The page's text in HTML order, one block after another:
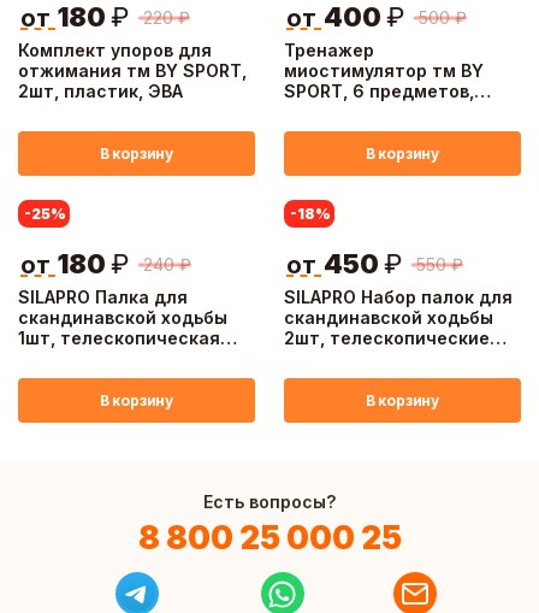
Комплект упоров для
отжимания тм BY SPORT,
2шт, пластик, ЭВА
220 ₽
от 180 ₽
В корзину
Тренажер
миостимулятор тм BY
SPORT, 6 предметов,
500 ₽
от 400 ₽
В корзину
SILAPRO Палка для
скандинавской ходьбы
1шт, телескопическая
-25%
240 ₽
от 180 ₽
В корзину
SILAPRO Набор палок для
скандинавской ходьбы
2шт, телескопические
пробка
-18%
550 ₽
от 450 ₽
В корзину
Есть вопросы?
8 800 25 000 25